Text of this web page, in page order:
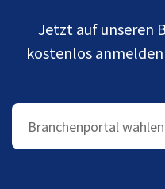
Jetzt auf unseren
kostenlos
Branchenportal wählen